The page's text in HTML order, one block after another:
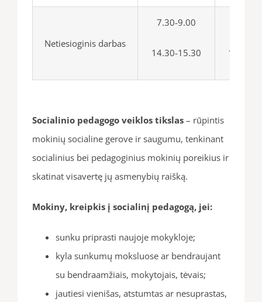
Netiesioginis darbas
7.30-9.00
14.30-15.30 14.30-
Socialinio pedagogo veiklos tikslas – rūpintis
mokinių socialine gerove ir saugumu, tenkinant
socialinius bei pedagoginius mokinių poreikius ir
skatinat visavertę jų asmenybių raišką.
Mokiny, kreipkis į socialinį pedagogą, jei:
sunku priprasti naujoje mokykloje;
kyla sunkumų moksluose ar bendraujant
su bendraamžiais, mokytojais, tėvais;
jautiesi vienišas, atstumtas ar nesuprastas,